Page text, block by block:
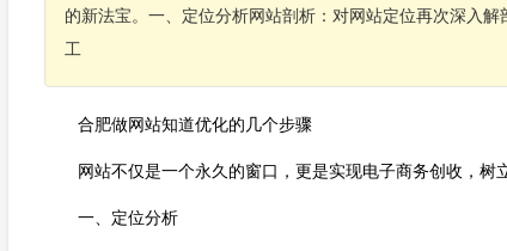
的新法宝。一、定位分析网站剖析：对网站定位再次深入
工
合肥做网站知道优化的几个步骤
网站不仅是一个永久的窗口，更是实现电子商务创收，树
一、定位分析